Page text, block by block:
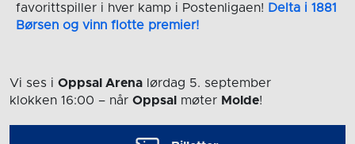
favorittspiller i hver kamp i Postenligaen! Delta i 1881
Børsen og vinn flotte premier!
Vi ses i Oppsal Arena lørdag 5. september
klokken 16:00 – når Oppsal møter Molde!